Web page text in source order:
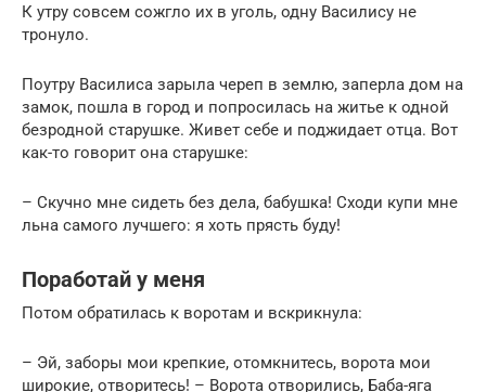
К утру совсем сожгло их в уголь, одну Василису не
тронуло.
Поутру Василиса зарыла череп в землю, заперла дом на
замок, пошла в город и попросилась на житье к одной
безродной старушке. Живет себе и поджидает отца. Вот
как-то говорит она старушке:
– Скучно мне сидеть без дела, бабушка! Сходи купи мне
льна самого лучшего: я хоть прясть буду!
Поработай у меня
Потом обратилась к воротам и вскрикнула:
– Эй, заборы мои крепкие, отомкнитесь, ворота мои
широкие, отворитесь! – Ворота отворились, Баба-яга